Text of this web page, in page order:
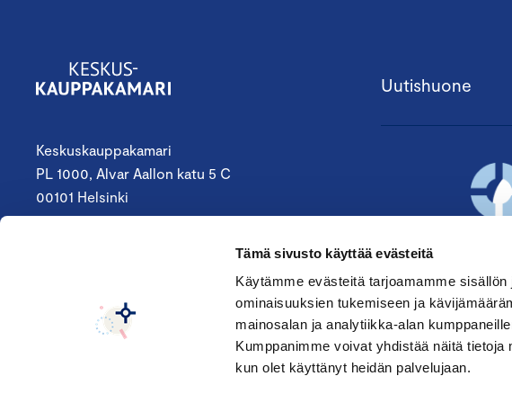
Tämä sivusto käyttää evästeitä
Käytämme evästeitä tarjoamamme
ominaisuuksien tukemiseen ja
mainosalan ja analytiikka-alan
Kumppanimme voivat yhdistää näitä tietoja
kun olet käyttänyt heidän palvelujaan.
Keskuskauppakamari
PL 1000, Alvar Aallon katu 5 C
00101 Helsinki
keskuskauppakamari@chamber.fi
Seuraa meitä:
Uutishuone
TILAA